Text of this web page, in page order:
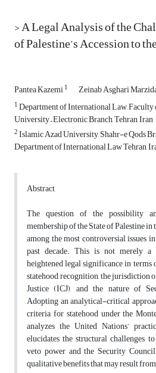
> A Legal Analysis of the
of Palestine’s Accession to
Pantea Kazemi1 Zeinab Asghari
1Department of International Law,
University – Electronic Branch, Tehran, Iran
2Islamic Azad University, Shahr-e Qods
Department of International Law Tehran,
Abstract
The question of the possibility
membership of the State of Palestine
among the most controversial issues
past decade. This is not merely
heightened legal significance in
statehood, recognition, the
Justice (ICJ), and the nature of
Adopting an analytical-critical
criteria for statehood under the
analyzes the United Nations’
elucidates the structural challenges
veto power and the Security
qualitative benefits that may result